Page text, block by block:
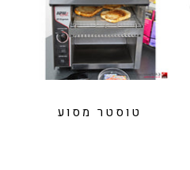
טוסטר מסוע